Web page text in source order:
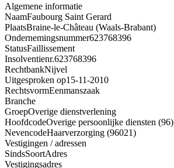
Algemene informatie
NaamFaubourg Saint Gerard
PlaatsBraine-le-Château (Waals-Brabant)
Ondernemingsnummer623768396
StatusFaillissement
Insolventienr.623768396
RechtbankNijvel
Uitgesproken op15-11-2010
RechtsvormEenmanszaak
Branche
GroepOverige dienstverlening
HoofdcodeOverige persoonlijke diensten (96)
NevencodeHaarverzorging (96021)
Vestigingen / adressen
SindsSoortAdres
Vestigingsadres